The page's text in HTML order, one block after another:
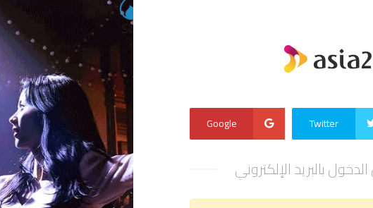
Twitter
Google
بالبريد الإلكتروني